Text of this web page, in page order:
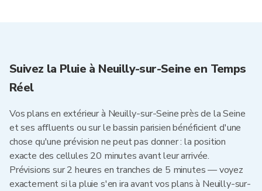
Suivez la Pluie à Neuilly-sur-Seine en Temps
Réel
Vos plans en extérieur à Neuilly-sur-Seine près de la Seine
et ses affluents ou sur le bassin parisien bénéficient d'une
chose qu'une prévision ne peut pas donner : la position
exacte des cellules 20 minutes avant leur arrivée.
Prévisions sur 2 heures en tranches de 5 minutes — voyez
exactement si la pluie s'en ira avant vos plans à Neuilly-sur-